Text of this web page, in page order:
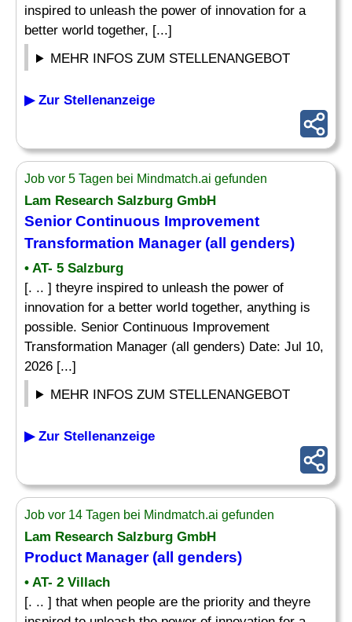
inspired to unleash the power of innovation for a
better world together, [...]
MEHR INFOS ZUM STELLENANGEBOT
▶ Zur Stellenanzeige
Job vor 5 Tagen bei Mindmatch.ai gefunden
Lam Research Salzburg GmbH
Senior Continuous Improvement
Transformation Manager (all genders)
• AT- 5 Salzburg
[. .. ] theyre inspired to unleash the power of
innovation for a better world together, anything is
possible. Senior Continuous Improvement
Transformation Manager (all genders) Date: Jul 10,
2026 [...]
MEHR INFOS ZUM STELLENANGEBOT
▶ Zur Stellenanzeige
Job vor 14 Tagen bei Mindmatch.ai gefunden
Lam Research Salzburg GmbH
Product Manager (all genders)
• AT- 2 Villach
[. .. ] that when people are the priority and theyre